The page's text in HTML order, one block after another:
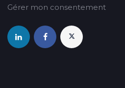
Gérer mon consentement